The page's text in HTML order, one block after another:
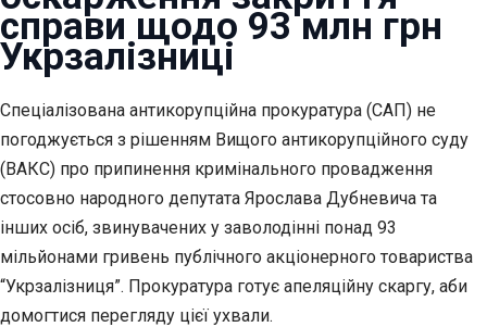
справи щодо 93 млн грн
Укрзалізниці
Спеціалізована антикорупційна прокуратура (САП) не
погоджується з рішенням Вищого антикорупційного суду
(ВАКС) про припинення кримінального провадження
стосовно народного депутата Ярослава Дубневича та
інших осіб, звинувачених у заволодінні понад 93
мільйонами гривень публічного акціонерного товариства
“Укрзалізниця”. Прокуратура готує апеляційну скаргу, аби
домогтися перегляду цієї ухвали.